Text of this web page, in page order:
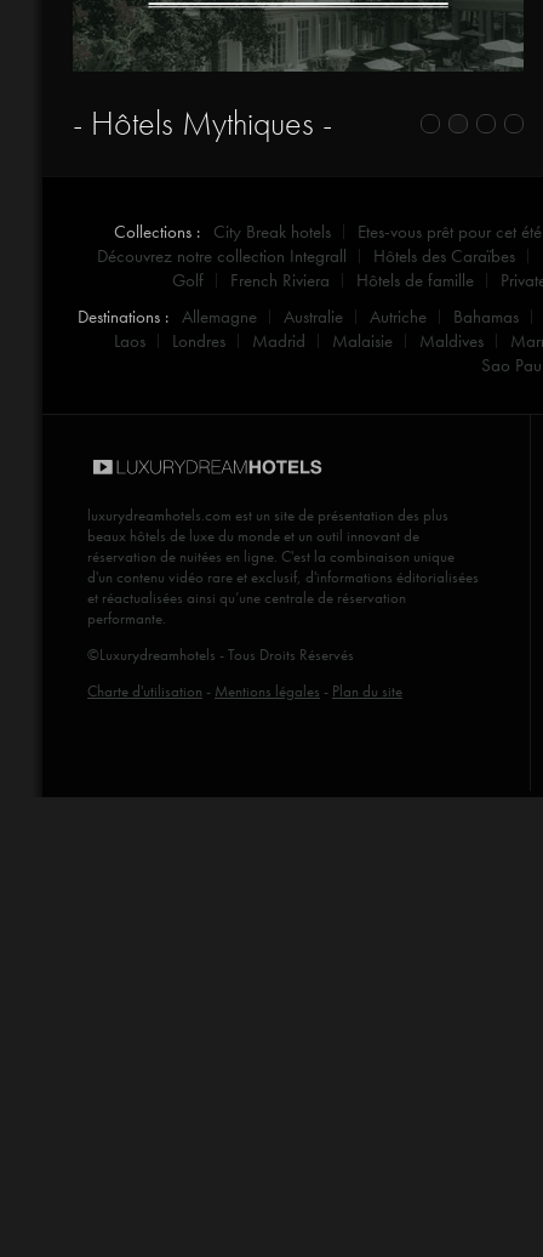
- Hôtels Mythiques -
Collections : City Break hotels
Etes-vous prêt pour cet été
Découvrez notre collection Integrall
Hôtels des Caraïbes
Golf
French Riviera Hôtels de famille
Destinations : Allemagne Australie Autriche
Bahamas
Laos
Londres Madrid Malaisie Maldives
Sao
luxurydreamhotels.com est un site de présentation des plus
beaux hôtels de luxe du monde et un outil innovant de
réservation de nuitées en ligne. C'est la combinaison unique
d'un contenu vidéo rare et exclusif, d'informations éditorialisées
et réactualisées ainsi qu’une centrale de réservation
performante.
©Luxurydreamhotels - Tous Droits Réservés
Charte d'utilisation - Mentions légales - Plan du site